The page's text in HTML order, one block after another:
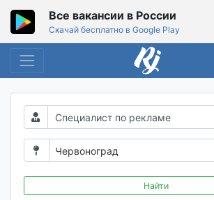
Все вакансии в России
Скачай бесплатно в Google Play
Червоноград
Найти